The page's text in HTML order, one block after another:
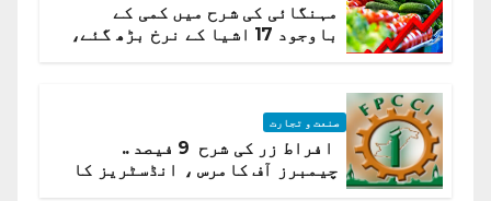
مہنگائی کی شرح میں کمی کے
باوجود 17 اشیا کے نرخ بڑھ گئے،
صنعت و تجارت
افراط زر کی شرح 9 فیصد ..
چیمبرز آف کامرس ، انڈسٹریز کا